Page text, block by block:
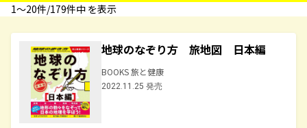
1〜20件/179件中 を表示
地球のなぞり方 旅地図 日本編
BOOKS 旅と健康
2022.11.25 発売